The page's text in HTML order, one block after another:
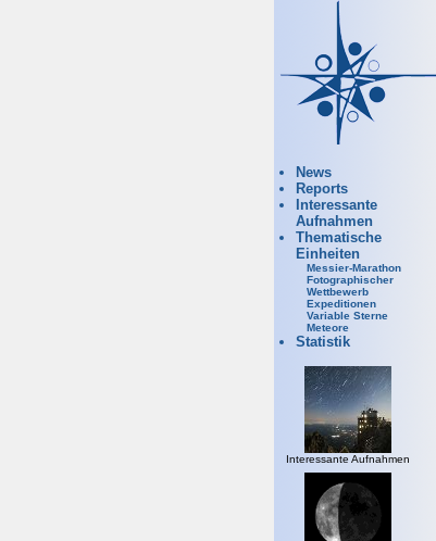
News
Reports
Interessante
Aufnahmen
Thematische
Einheiten
Messier-Marathon
Fotographischer
Wettbewerb
Expeditionen
Variable Sterne
Meteore
Statistik
Interessante Aufnahmen